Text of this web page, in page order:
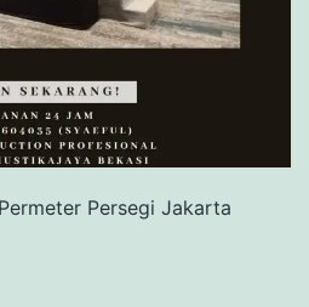
Persegi Jakarta